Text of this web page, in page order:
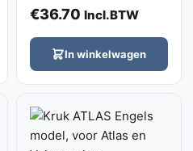
€36.70 Incl.BTW
In winkelwagen